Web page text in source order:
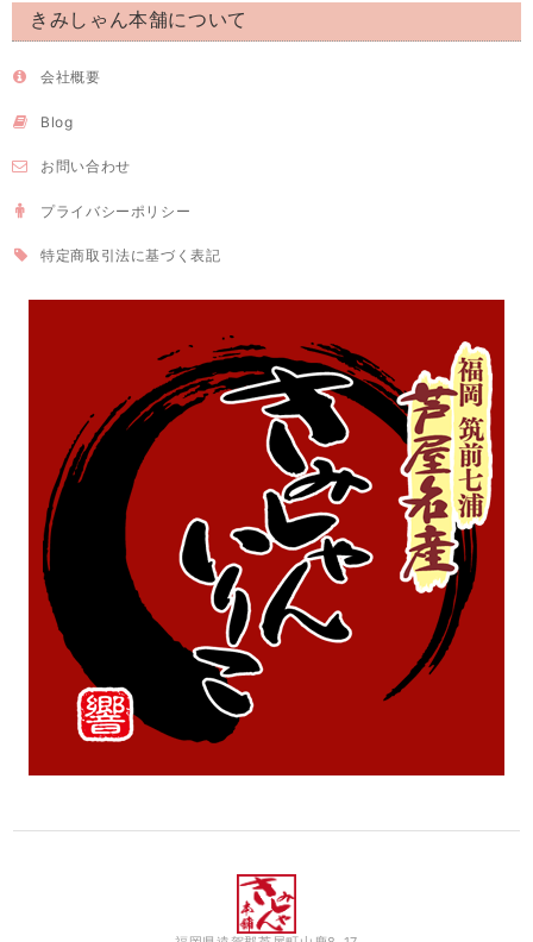
きみしゃん本舗について
会社概要
Blog
お問い合わせ
プライバシーポリシー
特定商取引法に基づく表記